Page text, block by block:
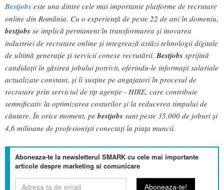
Bestjobs este una dintre cele mai importante platforme de recrutare
online din România. Cu o experiență de peste 22 de ani în domeniu,
bestjobs se implică permanent în transformarea și inovarea
industriei de recrutare online și integrează astăzi tehnologii digitale
de ultimă generație și servicii conexe recrutării. Bestjobs sprijină
candidații în găsirea jobului potrivit, oferindu-le informații salariale
actualizate constant, și îi susține pe angajatori în procesul de
recrutare prin serviciul de tip agenție - HIRE, care contribuie
semnificativ la optimizarea costurilor și la reducerea timpului de
căutare. În orice moment, pe bestjobs sunt peste 35.000 de joburi și
4,6 milioane de profesioniști conectați la piața muncii.
Aboneaza-te la newsletterul SMARK cu cele mai importante
articole despre marketing si comunicare